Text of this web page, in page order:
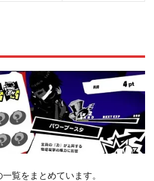
覧をまとめています。